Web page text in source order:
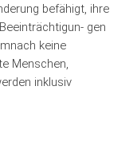
befähigt, ihre
gen
keine
Menschen,
inklusiv